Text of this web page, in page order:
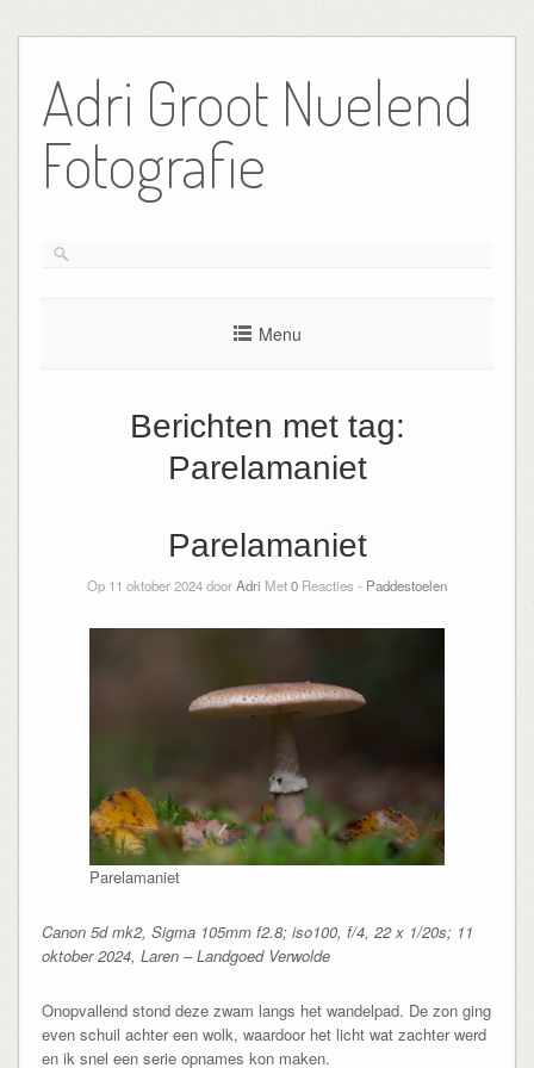
de
inhoud
Adri Groot Nuelend
Fotografie
Menu
Berichten met tag:
Parelamaniet
Parelamaniet
Op 11 oktober 2024 doorAdri Met0 Reacties - Paddestoelen
Parelamaniet
Canon 5d mk2, Sigma 105mm f2.8; iso100, f/4, 22 x 1/20s; 11
oktober 2024, Laren – Landgoed Verwolde
Onopvallend stond deze zwam langs het wandelpad. De zon ging
even schuil achter een wolk, waardoor het licht wat zachter werd
en ik snel een serie opnames kon maken.